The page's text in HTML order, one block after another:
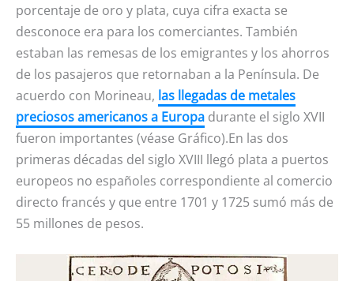
porcentaje de oro y plata, cuya cifra exacta se
desconoce era para los comerciantes. También
estaban las remesas de los emigrantes y los ahorros
de los pasajeros que retornaban a la Península. De
acuerdo con Morineau, las llegadas de metales
preciosos americanos a Europa durante el siglo XVII
fueron importantes (véase Gráfico).En las dos
primeras décadas del siglo XVIII llegó plata a puertos
europeos no españoles correspondiente al comercio
directo francés y que entre 1701 y 1725 sumó más de
55 millones de pesos.